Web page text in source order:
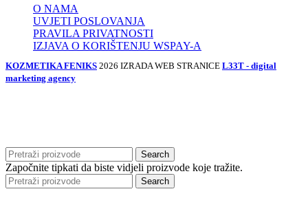
O NAMA
UVJETI POSLOVANJA
PRAVILA PRIVATNOSTI
IZJAVA O KORIŠTENJU WSPAY-A
KOZMETIKA FENIKS 2026 IZRADA WEB STRANICE L33T - digital
marketing agency
Search
Započnite tipkati da biste vidjeli proizvode koje tražite.
Search